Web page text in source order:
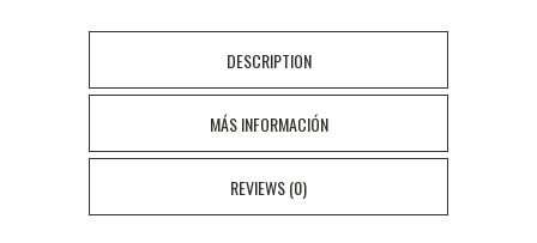
ml
cantidad
DESCRIPTION
MÁS INFORMACIÓN
REVIEWS (0)